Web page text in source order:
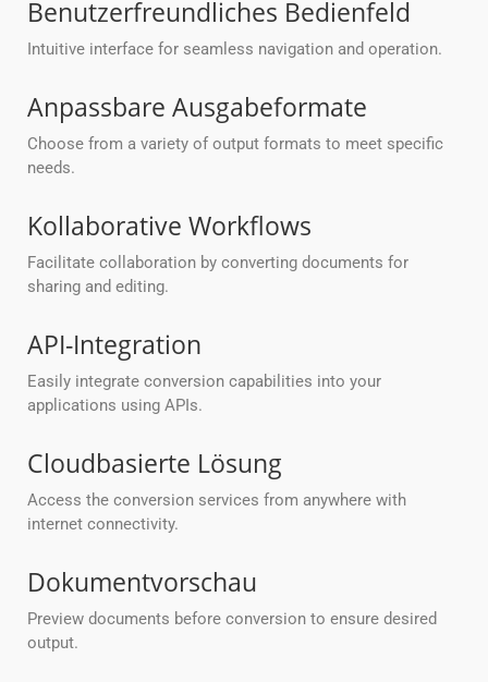
Benutzerfreundliches Bedienfeld
Intuitive interface for seamless navigation and operation.
Anpassbare Ausgabeformate
Choose from a variety of output formats to meet specific
needs.
Kollaborative Workflows
Facilitate collaboration by converting documents for
sharing and editing.
API-Integration
Easily integrate conversion capabilities into your
applications using APIs.
Cloudbasierte Lösung
Access the conversion services from anywhere with
internet connectivity.
Dokumentvorschau
Preview documents before conversion to ensure desired
output.